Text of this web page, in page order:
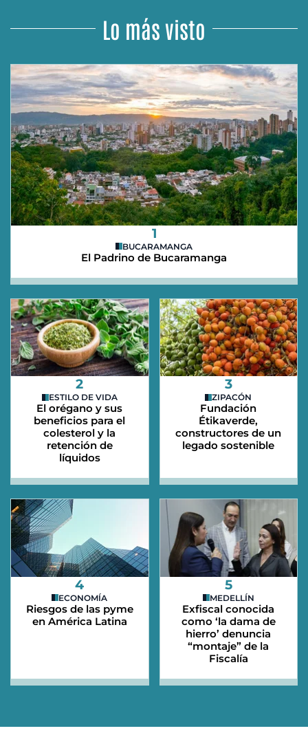
Lo más visto
1
BUCARAMANGA
El Padrino de Bucaramanga
2
ESTILO DE VIDA
El orégano y sus
beneficios para el
colesterol y la
retención de
líquidos
3
ZIPACÓN
Fundación
Étikaverde,
constructores de un
legado sostenible
4
ECONOMÍA
Riesgos de las pyme
en América Latina
5
MEDELLÍN
Exfiscal conocida
como ‘la dama de
hierro’ denuncia
“montaje” de la
Fiscalía